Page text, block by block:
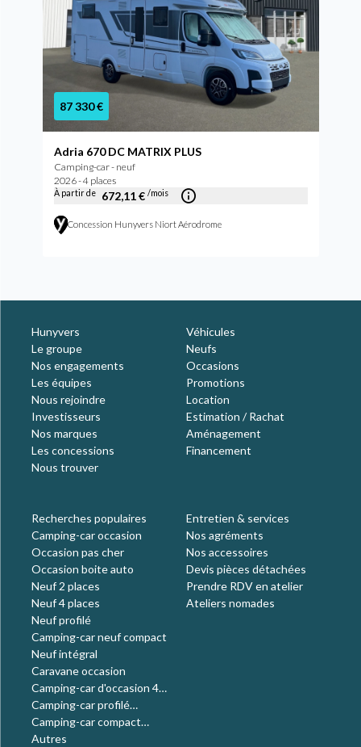
87 330 €
Adria 670 DC MATRIX PLUS
Camping-car - neuf
2026 - 4 places
À partir de 672,11 € /mois
Concession Hunyvers Niort Aérodrome
Hunyvers
Le groupe
Nos engagements
Les équipes
Nous rejoindre
Investisseurs
Nos marques
Les concessions
Nous trouver
Véhicules
Neufs
Occasions
Promotions
Location
Estimation / Rachat
Aménagement
Financement
Recherches populaires
Camping-car occasion
Occasion pas cher
Occasion boite auto
Neuf 2 places
Neuf 4 places
Neuf profilé
Camping-car neuf compact
Neuf intégral
Caravane occasion
Camping-car d'occasion 4
places
Camping-car profilé
occasion
Camping-car compact
occasion
Autres
Entretien & services
Nos agréments
Nos accessoires
Devis pièces détachées
Prendre RDV en atelier
Ateliers nomades